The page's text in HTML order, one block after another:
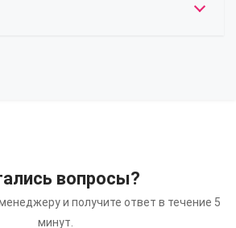
вопросы?
и получите ответ в течение 5
минут.